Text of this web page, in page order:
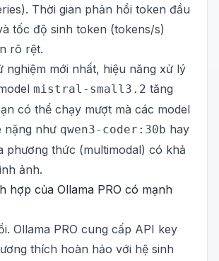
Thời gian phản hồi token đầu
tốc độ sinh token (tokens/s)
rõ rệt.
nghiệm mới nhất, hiệu năng xử lý
mistral-small3.2 tăng
có thể chạy mượt mà các model
nặng như qwen3-coder:30b hay
phương thức (multimodal) có khả
ảnh.
hợp của Ollama PRO có mạnh
Ollama PRO cung cấp API key
thích hoàn hảo với hệ sinh